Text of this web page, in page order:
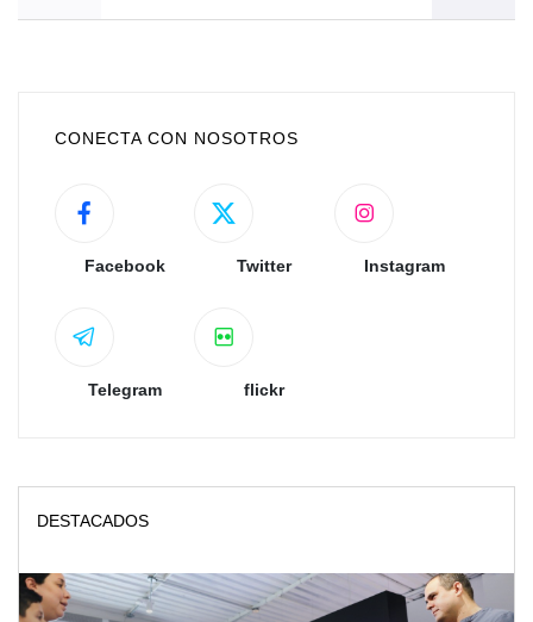
CONECTA CON NOSOTROS
Facebook Twitter Instagram
Telegram flickr
DESTACADOS